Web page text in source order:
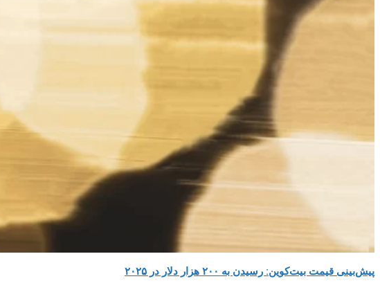
پیش‌بینی قیمت بیت‌کوین: رسیدن به ۲۰۰ هزار دلار در ۲۰۲۵